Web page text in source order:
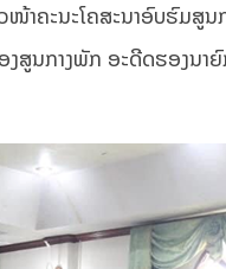
ໜ້າຄະນະໂຄສະນາອົບຮົມ
ງສູນກາງພັກ ອະດີດຮອງ